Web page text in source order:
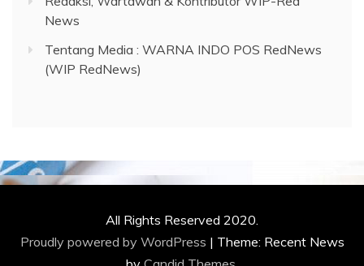
News
Tentang Media : WARNA INDO POS RedNews
(WIP RedNews)
All Rights Reserved 2020.
Proudly powered by WordPress | Theme: Recent News